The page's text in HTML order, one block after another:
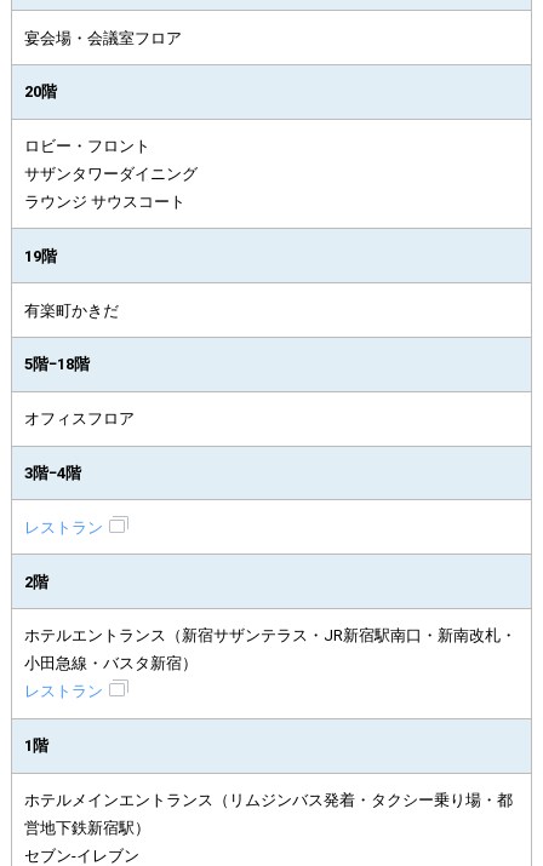
宴会場・会議室フロア
20階
ロビー・フロント
サザンタワーダイニング
ラウンジ サウスコート
19階
有楽町かきだ
5階−18階
オフィスフロア
3階−4階
レストラン
2階
ホテルエントランス（新宿サザンテラス・JR新宿駅南口・新南改札・
小田急線・バスタ新宿）
レストラン
1階
ホテルメインエントランス（リムジンバス発着・タクシー乗り場・都
営地下鉄新宿駅）
セブン-イレブン